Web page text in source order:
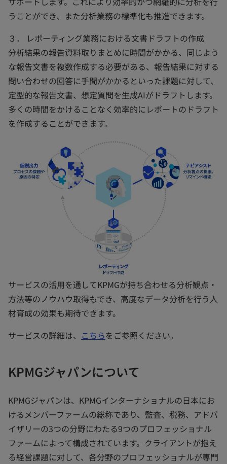
うことができ、また分析業務の標準化も推進できます。
３． レポーティング業務における文書ドラフトの作成
分析結果の報告資料取りまとめに時間がかかる、同じよう
な報告文書を複数作成する必要がある、報告結果に対する
問い合わせの回答に手間がかかるといった課題に対して、
定型的な報告文書、想定質問を生成AIがドラフトします。
多くの時間をかけることなく効率的にレポートのドラフト
を作成することができます。
サービスの活用を通してKPMGが持ち合わせる分析観点・
方法等のノウハウ取得もでき、高度なデータ分析を行う人
材育成の効果も期待できます。
サービスの詳細は、 こちらをご参照ください。
KPMGジャパンについて
KPMGジャパンは、KPMGインターナショナルの日本にお
けるメンバーファームの総称であり、監査、税務、アドバ
イザリーの3つの分野にわたる9つのプロフェッショナル
ファームによって構成されています。クライアントが抱え
る経営課題に対して、各分野のプロフェッショナルが専門